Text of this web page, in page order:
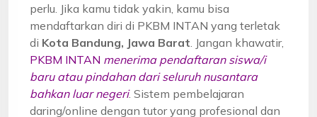
perlu. Jika kamu tidak yakin, kamu bisa
mendaftarkan diri di PKBM INTAN yang terletak
di Kota Bandung, Jawa Barat . Jangan khawatir,
PKBM INTAN menerima pendaftaran siswa/i
baru atau pindahan dari seluruh nusantara
bahkan luar negeri. Sistem pembelajaran
daring/online dengan tutor yang profesional dan